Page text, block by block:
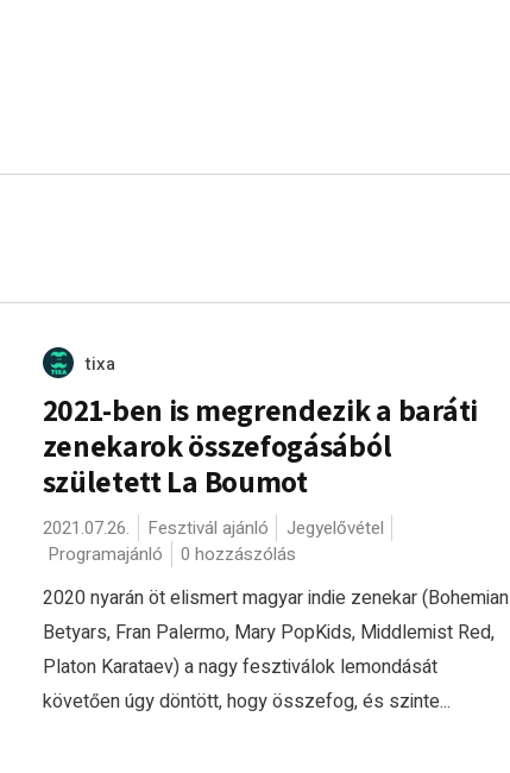
tixa
2021-ben is megrendezik a baráti
zenekarok összefogásából
született La Boumot
2021.07.26. Fesztivál ajánló
Jegyelővétel
Programajánló
0 hozzászólás
2020 nyarán öt elismert magyar indie zenekar (Bohemian
Betyars, Fran Palermo, Mary PopKids, Middlemist Red,
Platon Karataev) a nagy fesztiválok lemondását
követően úgy döntött, hogy összefog, és szinte...